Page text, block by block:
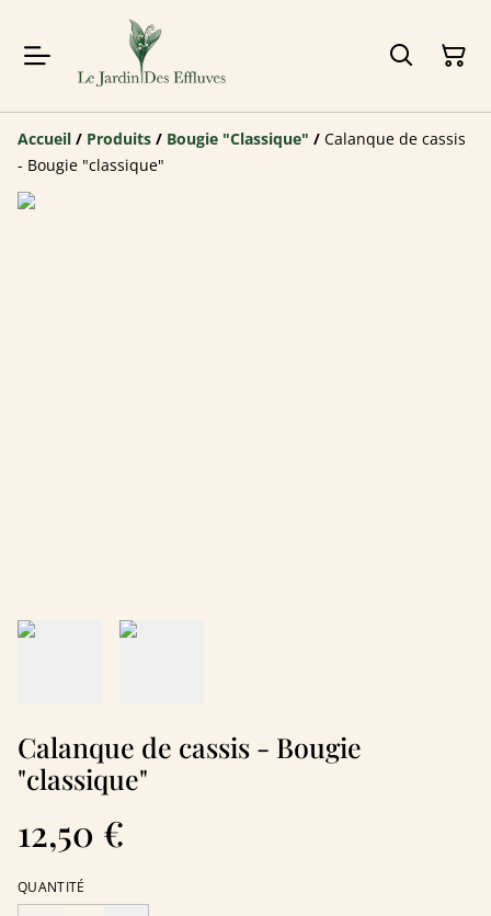
Accueil / Produits / Bougie "Classique" / Calanque de cassis
- Bougie "classique"
Calanque de cassis - Bougie
"classique"
12,50 €
QUANTITÉ